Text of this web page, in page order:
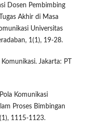
Dosen Pembimbing
Akhir di Masa
Universitas
1(1), 19-28.
Jakarta: PT
Komunikasi
Proses Bimbingan
1115-1123.